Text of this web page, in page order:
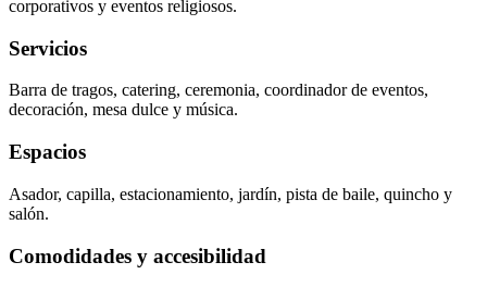
corporativos y eventos religiosos.
Servicios
Barra de tragos, catering, ceremonia, coordinador de eventos,
decoración, mesa dulce y música.
Espacios
Asador, capilla, estacionamiento, jardín, pista de baile, quincho y
salón.
Comodidades y accesibilidad